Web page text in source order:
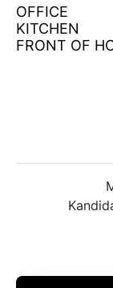
OFFICE
KITCHEN
FRONT OF